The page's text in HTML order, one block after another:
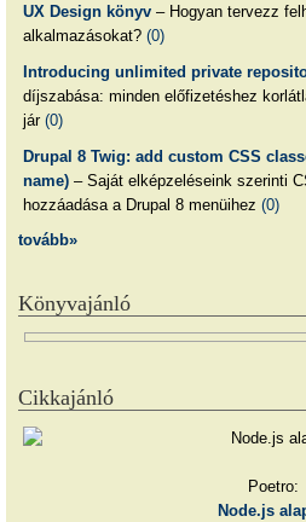
UX Design könyv– Hogyan tervezz
alkalmazásokat? (0)
Introducing unlimited private
díjszabása: minden előfizetéshez
jár (0)
Drupal 8 Twig: add custom CSS
name)– Saját elképzeléseink szerinti
hozzáadása a Drupal 8 menüihez (0)
tovább»
Könyvajánló
Cikkajánló
Poetro:
Node.js